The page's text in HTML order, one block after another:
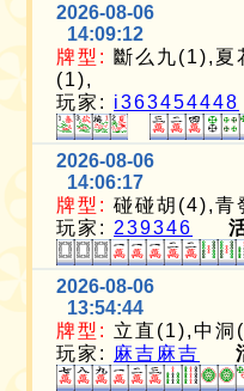
2026-08-06
14:09:12
牌型: 斷么九(1),夏
(1),
玩家: i363454448
2026-08-06
14:06:17
牌型: 碰碰胡(4),青
玩家: 239346 活
2026-08-06
13:54:44
牌型: 立直(1),中洞
玩家: 麻吉麻吉